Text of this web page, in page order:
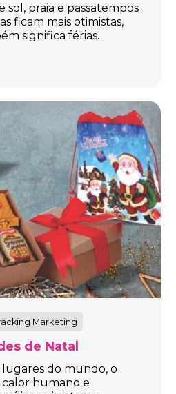
sol, praia e passatempos
ficam mais otimistas,
significa férias…
Marketing
de Natal
lugares do mundo, o
humano e